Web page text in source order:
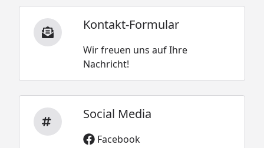
Kontakt-Formular
Wir freuen uns auf Ihre
Nachricht!
Social Media
Facebook